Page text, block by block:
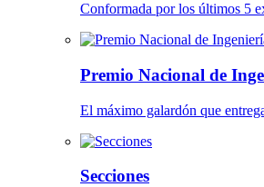
Conformada por los últimos 5
Premio Nacional de
El máximo galardón que
Secciones